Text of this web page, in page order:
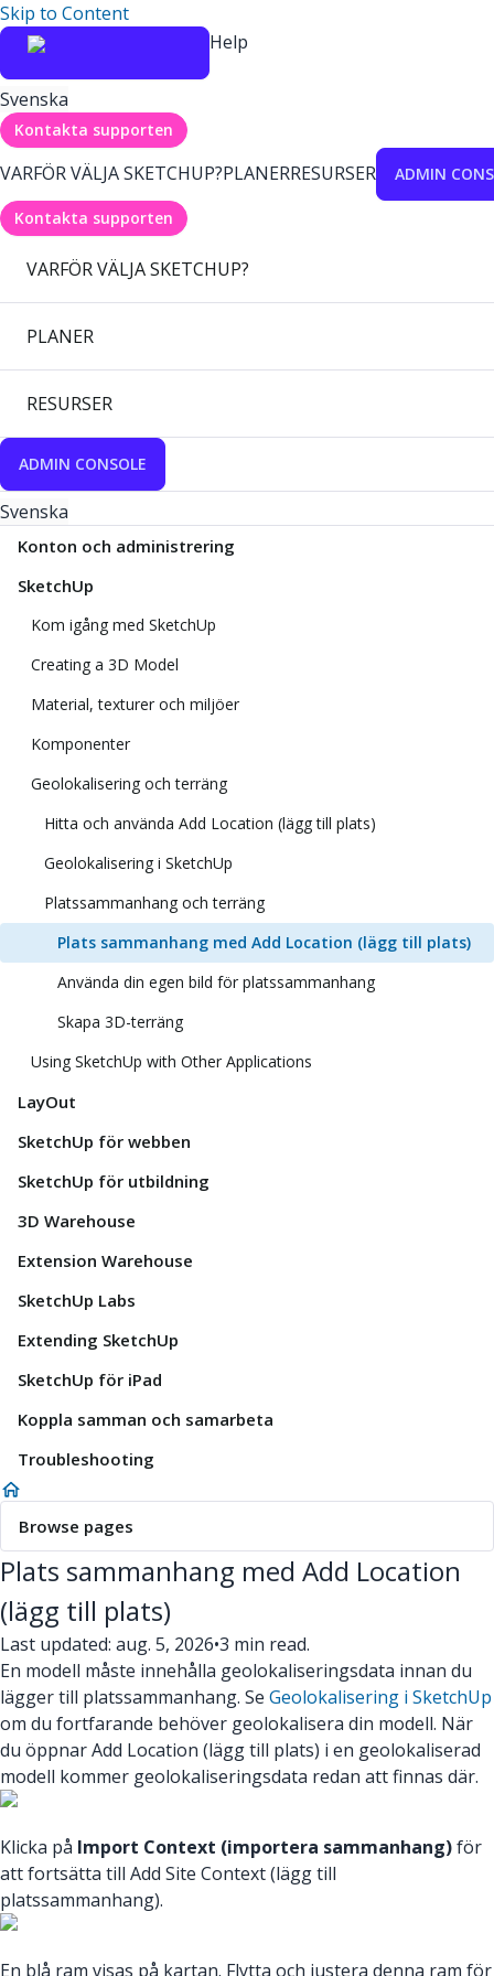
Skip to Content
Help
Svenska
Kontakta supporten
VARFÖR VÄLJA SKETCHUP?PLANERRESURSER ADMIN
Kontakta supporten
VARFÖR VÄLJA SKETCHUP?
PLANER
RESURSER
ADMIN CONSOLE
Svenska
Konton och administrering
SketchUp
Kom igång med SketchUp
Creating a 3D Model
Material, texturer och miljöer
Komponenter
Geolokalisering och terräng
Hitta och använda Add Location (lägg till plats)
Geolokalisering i SketchUp
Platssammanhang och terräng
Plats sammanhang med Add Location (lägg till plats)
Använda din egen bild för platssammanhang
Skapa 3D-terräng
Using SketchUp with Other Applications
LayOut
SketchUp för webben
SketchUp för utbildning
3D Warehouse
Extension Warehouse
SketchUp Labs
Extending SketchUp
SketchUp för iPad
Koppla samman och samarbeta
Troubleshooting
Browse pages
Plats sammanhang med Add Location
(lägg till plats)
Last updated: aug. 5, 2026•3 min read.
En modell måste innehålla geolokaliseringsdata innan du
lägger till platssammanhang. Se Geolokalisering i SketchUp
om du fortfarande behöver geolokalisera din modell. När
du öppnar Add Location (lägg till plats) i en geolokaliserad
modell kommer geolokaliseringsdata redan att finnas där.
Klicka på Import Context (importera sammanhang)för
att fortsätta till Add Site Context (lägg till
platssammanhang).
En blå ram visas på kartan. Flytta och justera denna ram för